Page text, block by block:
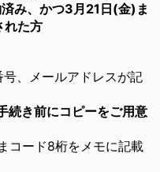
み、かつ3月21日(金)ま
れた方
、メールアドレスが記
き前にコピーをご用意
コード8桁をメモに記載